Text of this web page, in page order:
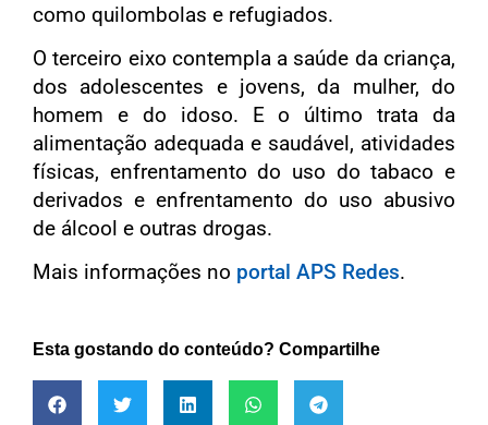
como quilombolas e refugiados.
O terceiro eixo contempla a saúde da criança,
dos adolescentes e jovens, da mulher, do
homem e do idoso. E o último trata da
alimentação adequada e saudável, atividades
físicas, enfrentamento do uso do tabaco e
derivados e enfrentamento do uso abusivo
de álcool e outras drogas.
Mais informações no portal APS Redes.
Esta gostando do conteúdo? Compartilhe